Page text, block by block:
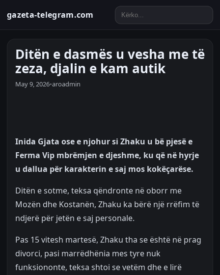
gazeta-telegram.com
Ditën e dasmës u vesha me të
zeza, djalin e kam autik
May 9, 2026•aroadmin
Inida Gjata ose e njohur si Zhaku u bë pjesë e
Ferma Vip mbrëmjen e djeshme, ku që në hyrje
u dallua për karakterin e saj mos kokëçarëse.
Ditën e sotme, teksa qëndronte në oborr me
Mozën dhe Kostanën, Zhaku ka bërë një rrëfim të
ndjerë për jetën e saj personale.
Pas 15 vitesh martesë, Zhaku tha se është në prag
divorci, pasi marrëdhënia mes tyre nuk
funksiononte, teksa shtoi se vetëm dhe e lirë